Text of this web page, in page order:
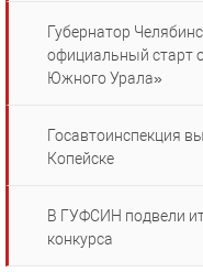
Губернатор
официальный старт
Южного Урала»
Госавтоинспекция
Копейске
В ГУФСИН подвели
конкурса